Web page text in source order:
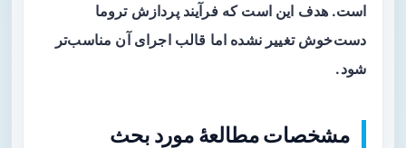
است. هدف این است که فرآیند پردازش تروما
دست‌خوش تغییر نشده اما قالب اجرای آن مناسب‌تر
شود.
مشخصات مطالعهٔ مورد بحث